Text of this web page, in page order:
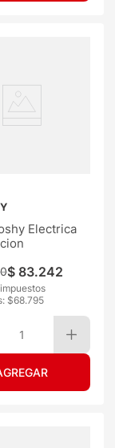
Electrica
$ 83.242
$68.795
1